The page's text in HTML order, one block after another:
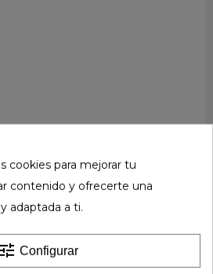
cookies para mejorar tu
contenido y ofrecerte una
adaptada a ti.
tune Configurar